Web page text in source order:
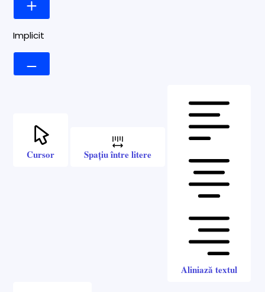
Implicit
Cursor Spațiu între litere
Aliniază textul